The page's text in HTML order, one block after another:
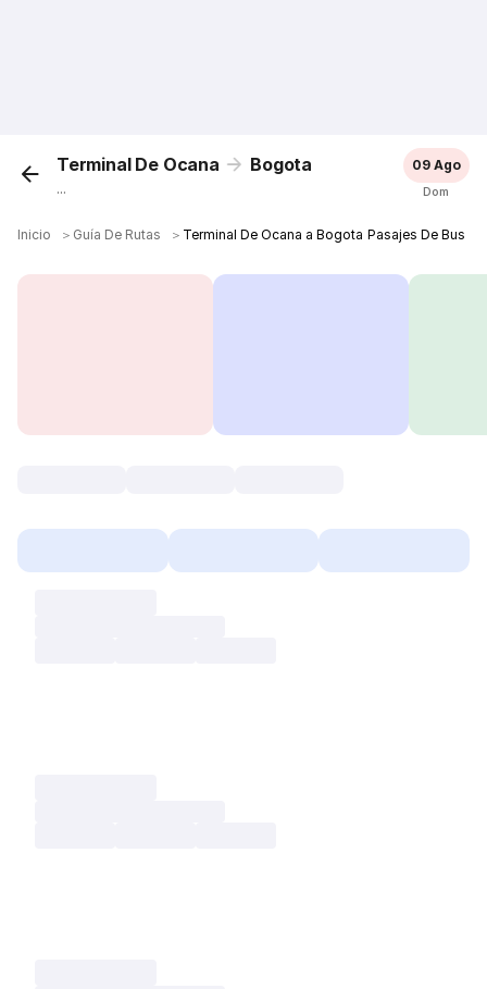
Terminal De Ocana Bogota
...
09 Ago
Dom
Inicio ＞ Guía De Rutas ＞ Terminal De Ocana a Bogota Pasajes De Bus